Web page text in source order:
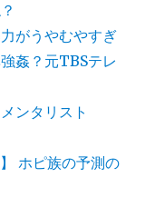
がうやむやすぎ
姦？元TBSテレ
ンタリスト
ホピ族の予測の